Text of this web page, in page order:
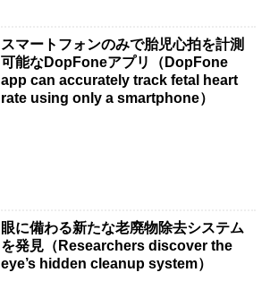
スマートフォンのみで胎児心拍を計測
可能なDopFoneアプリ（DopFone
app can accurately track fetal heart
rate using only a smartphone）
眼に備わる新たな老廃物除去システム
を発見（Researchers discover the
eye’s hidden cleanup system）